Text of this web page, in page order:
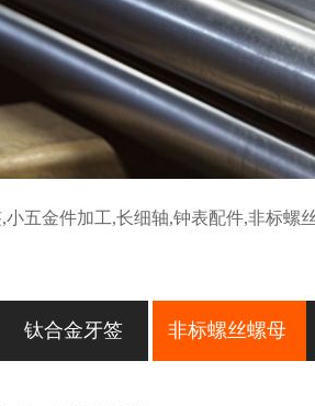
小五金件加工,长细轴,钟表配件,非标螺
钛合金牙签 非标螺丝螺母